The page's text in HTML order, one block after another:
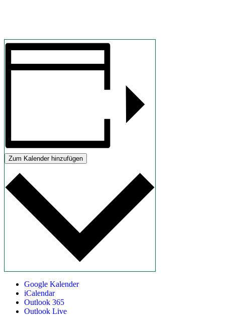
Zum Kalender hinzufügen
Google Kalender
iCalendar
Outlook 365
Outlook Live